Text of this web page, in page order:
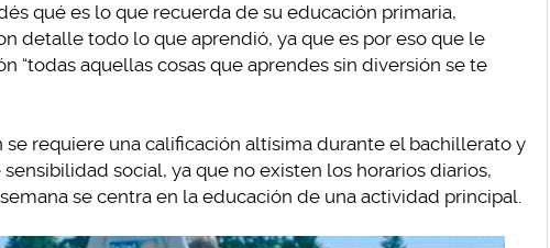
qué es lo que recuerda de su educación primaria,
detalle todo lo que aprendió, ya que es por eso que le
“todas aquellas cosas que aprendes sin diversión se te
se requiere una calificación altísima durante el bachillerato y
social, ya que no existen los horarios diarios,
se centra en la educación de una actividad principal.